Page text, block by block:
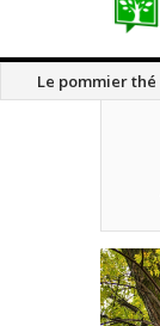
Le pommier thé